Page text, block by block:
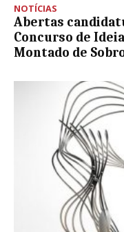
NOTÍCIAS
Abertas
Concurso de
Montado de